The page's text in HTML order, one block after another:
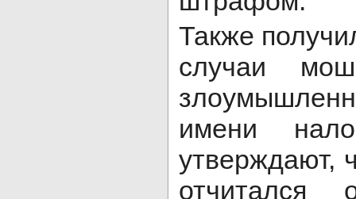
Также
случаи
имени
утверждают,
отчитался